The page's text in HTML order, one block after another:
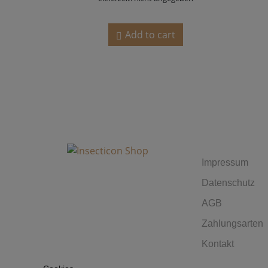
Add to cart
Impressum
Datenschutz
AGB
Zahlungsarten
Kontakt